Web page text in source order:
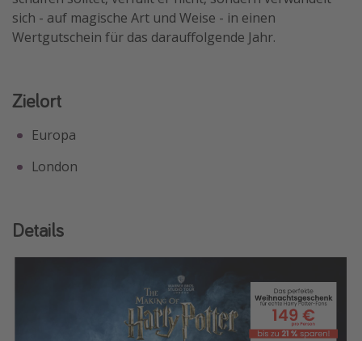
sich - auf magische Art und Weise - in einen
Wertgutschein für das darauffolgende Jahr.
Zielort
Europa
London
Details